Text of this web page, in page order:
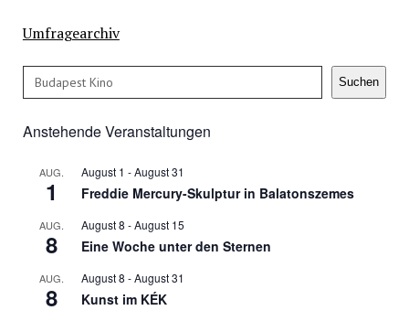
Umfragearchiv
Suchen Suchen
Anstehende Veranstaltungen
AUG.
1
August 1 -August 31
Freddie Mercury-Skulptur in Balatonszemes
AUG.
8
August 8 -August 15
Eine Woche unter den Sternen
AUG.
8
August 8 -August 31
Kunst im KÉK